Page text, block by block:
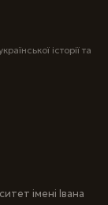
історії та
імені Івана